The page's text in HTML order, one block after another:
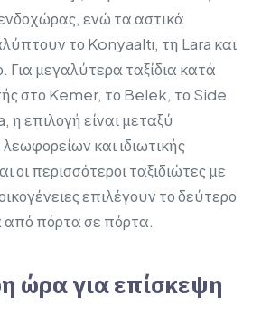
ενώ τα αστικά
το Konyaaltı, τη Lara και
Για μεγαλύτερα ταξίδια κατά
στο Kemer, το Belek, το Side
η επιλογή είναι μεταξύ
και ιδιωτικής
οι περισσότεροι ταξιδιώτες με
επιλέγουν το δεύτερο
από πόρτα σε πόρτα.
ώρα για επίσκεψη